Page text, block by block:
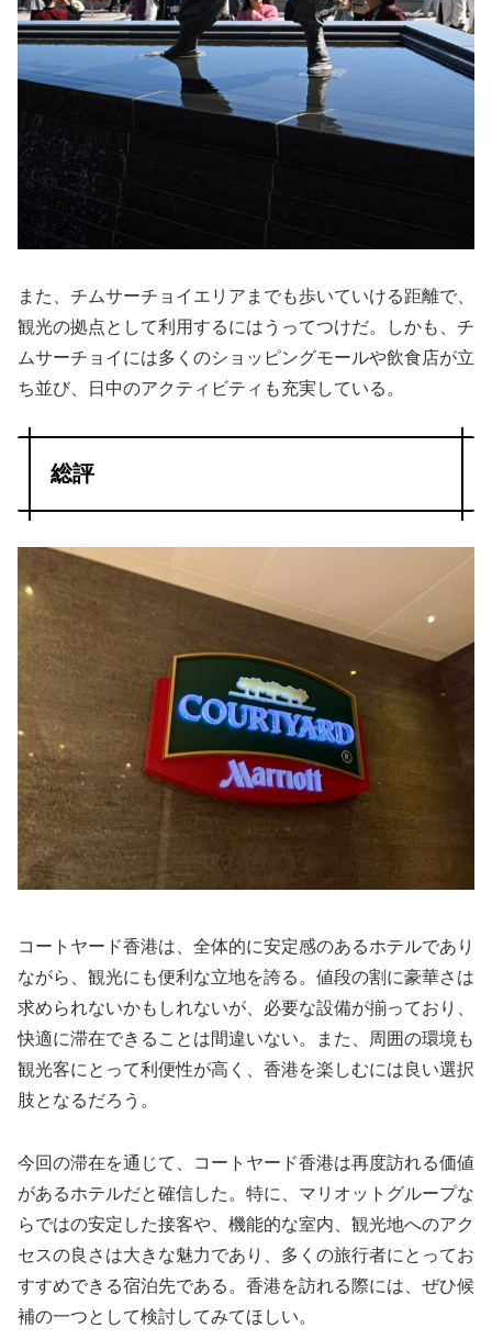
また、チムサーチョイエリアまでも歩いていける距離で、
観光の拠点として利用するにはうってつけだ。しかも、チ
ムサーチョイには多くのショッピングモールや飲食店が立
ち並び、日中のアクティビティも充実している。
総評
コートヤード香港は、全体的に安定感のあるホテルであり
ながら、観光にも便利な立地を誇る。値段の割に豪華さは
求められないかもしれないが、必要な設備が揃っており、
快適に滞在できることは間違いない。また、周囲の環境も
観光客にとって利便性が高く、香港を楽しむには良い選択
肢となるだろう。
今回の滞在を通じて、コートヤード香港は再度訪れる価値
があるホテルだと確信した。特に、マリオットグループな
らではの安定した接客や、機能的な室内、観光地へのアク
セスの良さは大きな魅力であり、多くの旅行者にとってお
すすめできる宿泊先である。香港を訪れる際には、ぜひ候
補の一つとして検討してみてほしい。